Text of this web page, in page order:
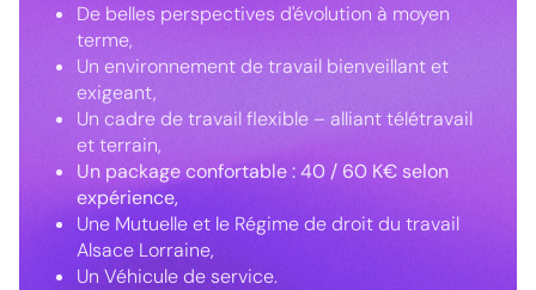
De belles perspectives d'évolution à moyen
terme,
Un environnement de travail bienveillant et
exigeant,
Un cadre de travail flexible – alliant télétravail
et terrain,
Un package confortable : 40 / 60 K€ selon
expérience,
Une Mutuelle et le Régime de droit du travail
Alsace Lorraine,
Un Véhicule de service.